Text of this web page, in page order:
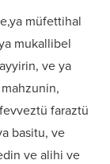
müfettihal
mukallibel
ve ya
faraztü
basitu, ve
ve alihi ve